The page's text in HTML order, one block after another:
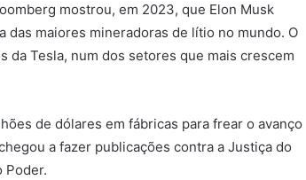
mostrou, em 2023, que Elon Musk
das maiores mineradoras de lítio no mundo. O
da Tesla, num dos setores que mais crescem
de dólares em fábricas para frear o avanço
a fazer publicações contra a Justiça do
Poder.